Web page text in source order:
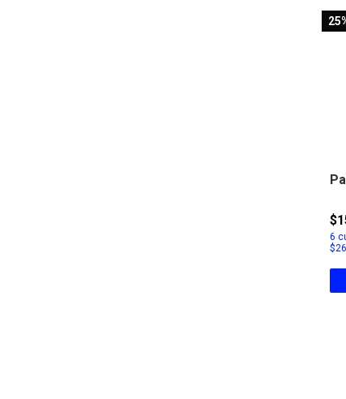
25
6